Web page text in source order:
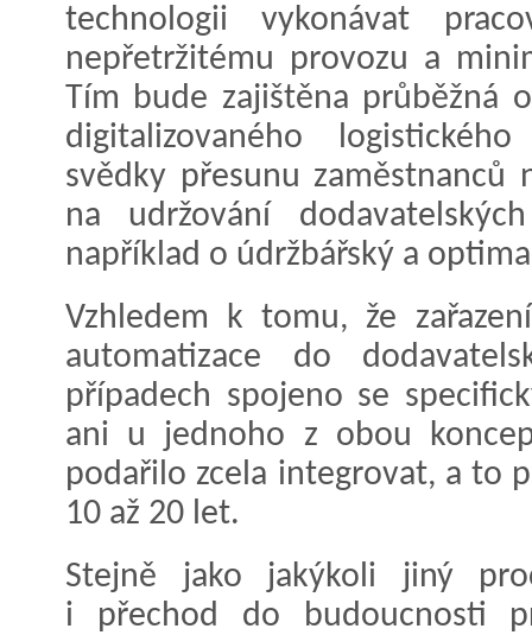
technologii vykonávat
nepřetržitému provozu a
Tím bude zajištěna průběžná
digitalizovaného
svědky přesunu zaměstnanců
na udržování
například o údržbářský a
Vzhledem k tomu, že
automatizace do
případech spojeno se
ani u jednoho z obou
podařilo zcela integrovat, a to
10 až 20 let.
Stejně jako jakýkoli jiný
i přechod do budoucnosti